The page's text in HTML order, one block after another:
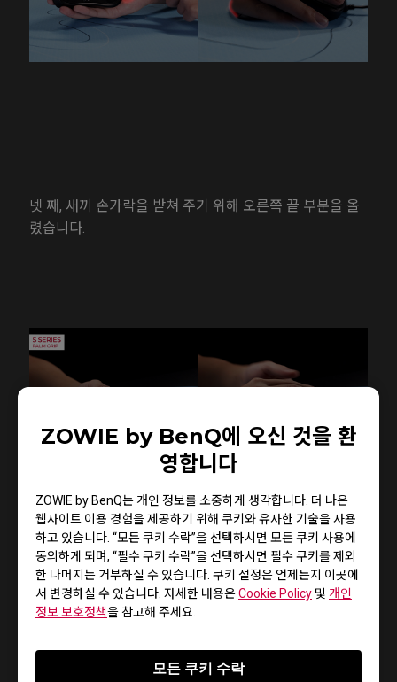
ZOWIE by BenQ에 오신 것을 환
영합니다
ZOWIE by BenQ는 개인 정보를 소중하게 생각합니다. 더 나은
웹사이트 이용 경험을 제공하기 위해 쿠키와 유사한 기술을 사용
하고 있습니다. “모든 쿠키 수락”을 선택하시면 모든 쿠키 사용에
동의하게 되며, “필수 쿠키 수락”을 선택하시면 필수 쿠키를 제외
한 나머지는 거부하실 수 있습니다. 쿠키 설정은 언제든지 이곳에
서 변경하실 수 있습니다. 자세한 내용은Cookie Policy 및 개인
정보 보호정책을 참고해 주세요.
모든 쿠키 수락
넷 째, 새끼 손가락을 받쳐 주기 위해 오른쪽 끝 부분을 올
렸습니다.
높여진 부분을 통해 손이 마우스 패드와 덜 닿을 수 있어